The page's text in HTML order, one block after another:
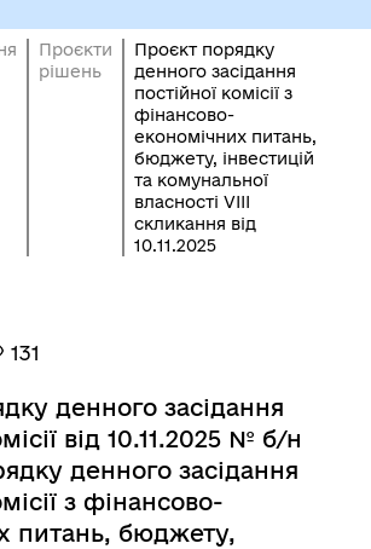
Проєкти
рішень
Проєкт порядку
денного засідання
постійної комісії з
фінансово-
економічних питань,
бюджету, інвестицій
та комунальної
власності VІІІ
скликання від
10.11.2025
131
денного засідання
від 10.11.2025 № б/н
денного засідання
з фінансово-
питань, бюджету,